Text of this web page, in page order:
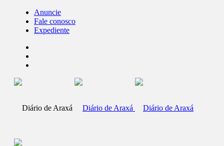
Anuncie
Fale conosco
Expediente